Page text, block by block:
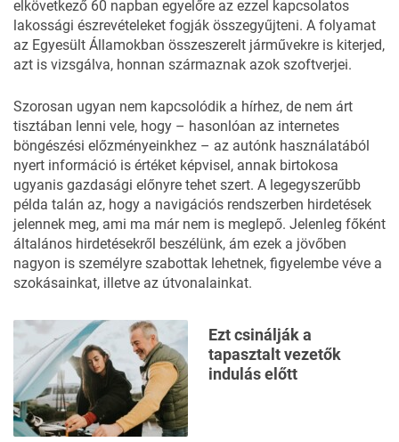
elkövetkező 60 napban egyelőre az ezzel kapcsolatos
lakossági észrevételeket fogják összegyűjteni. A folyamat
az Egyesült Államokban összeszerelt járművekre is kiterjed,
azt is vizsgálva, honnan származnak azok szoftverjei.
Szorosan ugyan nem kapcsolódik a hírhez, de nem árt
tisztában lenni vele, hogy – hasonlóan az internetes
böngészési előzményeinkhez – az autónk használatából
nyert információ is értéket képvisel, annak birtokosa
ugyanis gazdasági előnyre tehet szert. A legegyszerűbb
példa talán az, hogy a navigációs rendszerben hirdetések
jelennek meg, ami ma már nem is meglepő. Jelenleg főként
általános hirdetésekről beszélünk, ám ezek a jövőben
nagyon is személyre szabottak lehetnek, figyelembe véve a
szokásainkat, illetve az útvonalainkat.
Ezt csinálják a
tapasztalt vezetők
indulás előtt